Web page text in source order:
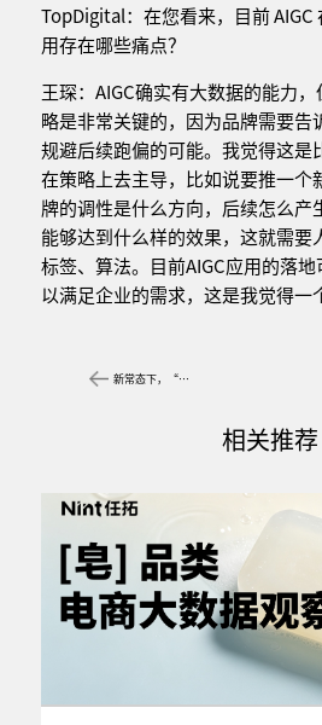
TopDigital：在您看来，目前
用存在哪些痛点？
王琛：AIGC确实有大数据的能力
略是非常关键的，因为品牌需要告
规避后续跑偏的可能。我觉得这是
在策略上去主导，比如说要推一个
牌的调性是什么方向，后续怎么产
能够达到什么样的效果，这就需要
标签、算法。目前AIGC应用的落
以满足企业的需求，这是我觉得一
新常态下，“解压经济”成为下一个增长点
相关推荐